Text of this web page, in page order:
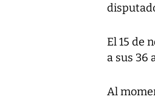
El 15 de
a sus 36
Al